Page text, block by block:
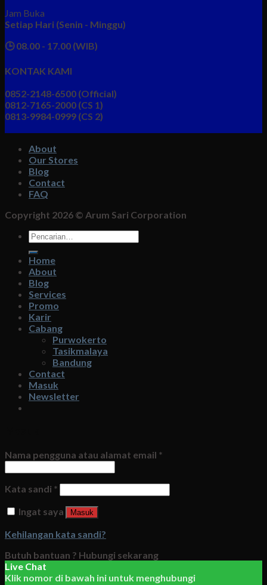
Jam Buka
Setiap Hari (Senin - Minggu)
🕒 08.00 - 17.00 (WIB)
KONTAK KAMI
0852-2148-6500 (Official)
0812-7165-2000 (CS 1)
0813-9984-0999 (CS 2)
About
Our Stores
Blog
Contact
FAQ
Copyright 2026 © Arum Sari Corporation
Pencarian
untuk:
Home
About
Blog
Services
Promo
Karir
Cabang
Purwokerto
Tasikmalaya
Bandung
Contact
Masuk
Newsletter
Nama pengguna atau alamat email *
Kata sandi *
Ingat saya
Masuk
Kehilangan kata sandi?
Butuh bantuan ? Hubungi sekarang
Live Chat
Klik nomor di bawah ini untuk menghubungi